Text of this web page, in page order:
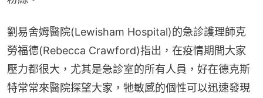
劉易舍姆醫院(Lewisham Hospital)的急診護理師克
勞福德(Rebecca Crawford)指出，在疫情期間大家
壓力都很大，尤其是急診室的所有人員，好在德克斯
特常常來醫院探望大家，牠敏感的個性可以迅速發現